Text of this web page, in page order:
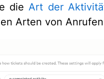
dieArt der
Arten von